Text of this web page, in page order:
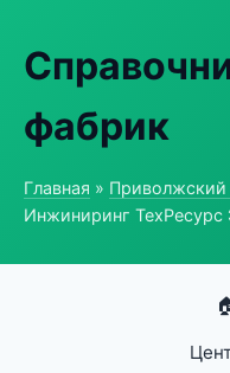
фабрик
Главная » Приволжский
Инжиниринг ТехРесурс